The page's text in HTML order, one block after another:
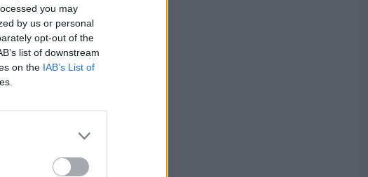
you may
by us or personal
opt-out of the
list of downstream
on the IAB’s List of